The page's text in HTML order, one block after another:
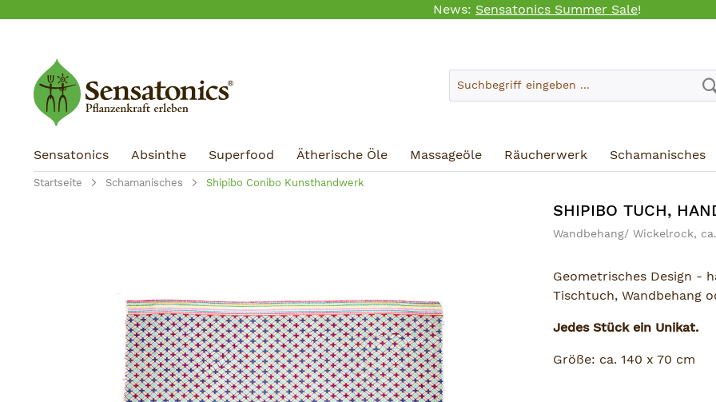
Hauptinhalt springen
Zur Suche springen
Zur Hauptnavigation springen
News: Sensatonics Summer Sale!
Sensatonics Absinthe Superfood Ätherische Öle Massageöle Räucherwerk Schamanisches
Startseite Schamanisches Shipibo Conibo Kunsthandwerk
SHIPIBO TUCH,
Wandbehang/ Wickelrock,
Geometrisches Design -
Tischtuch, Wandbehang
Jedes Stück ein Unikat.
Größe: ca. 140 x 70 cm